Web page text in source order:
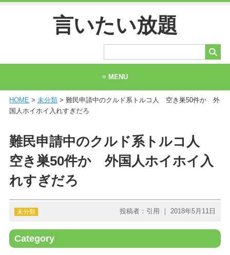
言いたい放題
≡ MENU
ホーム
お問い合わせ
HOME> 未分類> 難民申請中のクルド系トルコ人 空き巣50件か 外
国人ホイホイ入れすぎだろ
難民申請中のクルド系トルコ人
空き巣50件か 外国人ホイホイ入
れすぎだろ
未分類 投稿者：引用 ｜ 2018年5月11日
Category